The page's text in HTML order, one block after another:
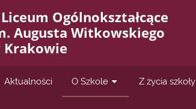
Ogólnokształcące
Augusta Witkowskiego
Krakowie
Aktualności O Szkole Z życia szkoły